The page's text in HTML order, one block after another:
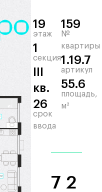
19
этаж
1
секция
кв.
26
срок
ввода
159
№
квартиры
1.19.7
артикул
55.6
площадь,
м²
7 2